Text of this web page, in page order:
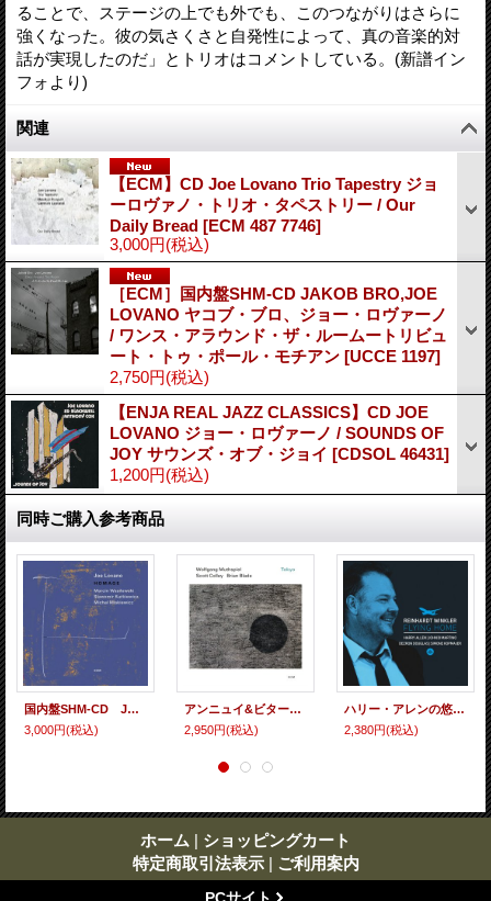
ることで、ステージの上でも外でも、このつながりはさらに
強くなった。彼の気さくさと自発性によって、真の音楽的対
話が実現したのだ」とトリオはコメントしている。(新譜イン
フォより)
関連
【ECM】CD Joe Lovano Trio Tapestry ジョ
ーロヴァノ・トリオ・タペストリー / Our
Daily Bread [ECM 487 7746]
3,000円(税込)
［ECM］国内盤SHM-CD JAKOB BRO,JOE
LOVANO ヤコブ・ブロ、ジョー・ロヴァーノ
/ ワンス・アラウンド・ザ・ルームートリビュ
ート・トゥ・ポール・モチアン [UCCE 1197]
2,750円(税込)
【ENJA REAL JAZZ CLASSICS】CD JOE
LOVANO ジョー・ロヴァーノ / SOUNDS OF
JOY サウンズ・オブ・ジョイ [CDSOL 46431]
1,200円(税込)
同時ご購入参考商品
国内盤SHM-CD JOE LOVANO & MARCIN WASILEWSKI TRIO ジョー・ロヴァーノ & マルチン・ヴォシレフスキ・トリオ / HOMAGE オマージュ レイジー・スモーキーでソフト・スムースな翳りを帯びたロヴァーノ一流のけだるい寛ぎテナー妙技がヴォシレフスキ(p)のダイナミック・ブルージーな端正助演を得てムーディー&ビタースウィートに冴えるECM独自の憂愁リラクゼーション世界
3,000円(税込)
アンニュイ&ビタースウィートな翳りを帯びた独自の憂いある哀愁ポエティック・プレイが清新に冴えたコンテンポラリー抒情派ギター・ジャズの充実作 国内盤SHM-CD WOLFGANG MUTHSPIEL ウォルフガング・ムースピール / TOKYO 東京
2,950円(税込)
ハリー・アレンの悠然たる寛ぎ波乗りブロウやシモーネ・コップマイヤーのメロウ・ムーディーな囁き歌唱が爽やか&美味に冴える和気あいあいの超快適人情娯楽編 CD REINHARDT WINKLER ラインハルト・ヴィンクラー / FLYING HOME フライング・ホーム
2,380円(税込)
ホーム | ショッピングカート
特定商取引法表示 | ご利用案内
PCサイト